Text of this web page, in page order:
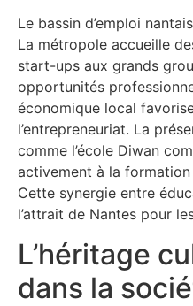
Le bassin d’emploi
La métropole accueille
start-ups aux grands
opportunités
économique local
l’entrepreneuriat. La
comme l’école Diwan
activement à la
Cette synergie entre
l’attrait de Nantes pour
L’héritage
dans la